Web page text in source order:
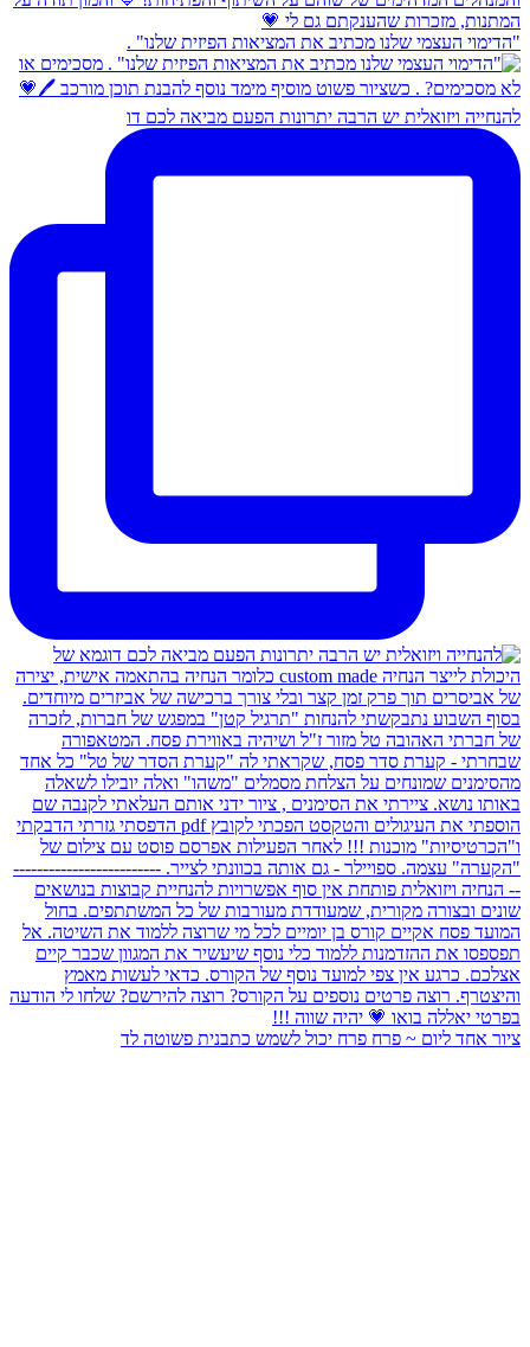
"הדימוי העצמי שלנו מכתיב את המציאות הפיזית שלנו" .
להנחייה ויזואלית יש הרבה יתרונות הפעם מביאה לכם דו
ציור אחד ליום ~ פרח פרח יכול לשמש כתבנית פשוטה לד